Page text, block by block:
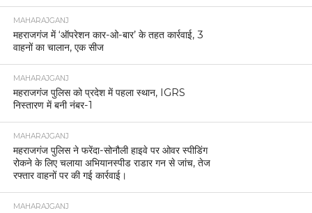
MAHARAJGANJ
महराजगंज में ‘ऑपरेशन कार-ओ-बार’ के तहत कार्रवाई, 3
वाहनों का चालान, एक सीज
MAHARAJGANJ
महराजगंज पुलिस को प्रदेश में पहला स्थान, IGRS
निस्तारण में बनी नंबर-1
MAHARAJGANJ
महराजगंज पुलिस ने फरेंदा-सोनौली हाइवे पर ओवर स्पीडिंग
रोकने के लिए चलाया अभियानस्पीड राडार गन से जांच, तेज
रफ्तार वाहनों पर की गई कार्रवाई।
MAHARAJGANJ